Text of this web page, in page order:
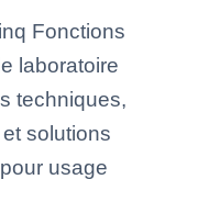
Fonctions
laboratoire
techniques,
solutions
usage